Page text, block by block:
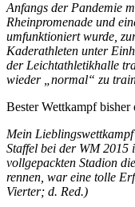
Anfangs der Pandemie
Rheinpromenade und
umfunktioniert wurde,
Kaderathleten unter
der Leichtathletikhalle
wieder „normal“ zu
Bester Wettkampf
Mein
Staffel bei der WM 2015
vollgepackten Stadion
rennen, war eine tolle
Vierter; d. Red.)